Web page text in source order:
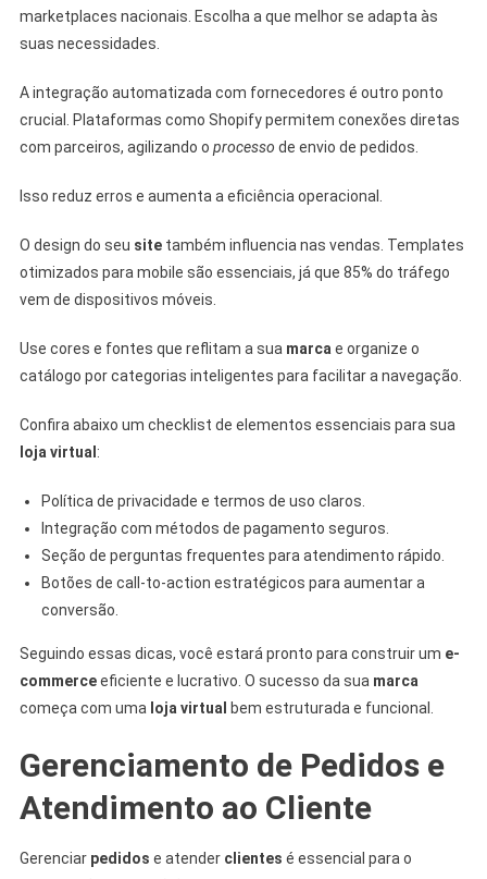
marketplaces nacionais. Escolha a que melhor se adapta às
suas necessidades.
A integração automatizada com fornecedores é outro ponto
crucial. Plataformas como Shopify permitem conexões diretas
com parceiros, agilizando o processo de envio de pedidos.
Isso reduz erros e aumenta a eficiência operacional.
O design do seu sitetambém influencia nas vendas. Templates
otimizados para mobile são essenciais, já que 85% do tráfego
vem de dispositivos móveis.
Use cores e fontes que reflitam a sua marcae organize o
catálogo por categorias inteligentes para facilitar a navegação.
Confira abaixo um checklist de elementos essenciais para sua
loja virtual :
Política de privacidade e termos de uso claros.
Integração com métodos de pagamento seguros.
Seção de perguntas frequentes para atendimento rápido.
Botões de call-to-action estratégicos para aumentar a
conversão.
Seguindo essas dicas, você estará pronto para construir um e-
commerceeficiente e lucrativo. O sucesso da sua marca
começa com uma loja virtual bem estruturada e funcional.
Gerenciamento de Pedidos e
Atendimento ao Cliente
Gerenciar pedidos e atender clientes é essencial para o